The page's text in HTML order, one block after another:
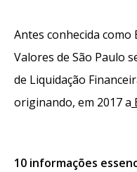
Antes conhecida como
Valores de São Paulo
de Liquidação
originando, em 2017 a
10 informações